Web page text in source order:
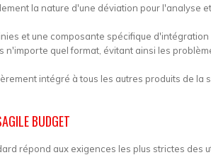
la nature d'une déviation pour l'analyse
et une composante spécifique
n'importe quel format, évitant ainsi les
intégré à tous les autres produits de la
BUDGET
répond aux exigences les plus strictes des